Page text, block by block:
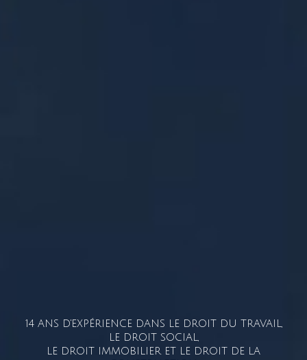
14 ANS D'EXPÉRIENCE DANS LE DROIT DU TRAVAIL,
LE DROIT SOCIAL,
LE DROIT IMMOBILIER ET LE DROIT DE LA